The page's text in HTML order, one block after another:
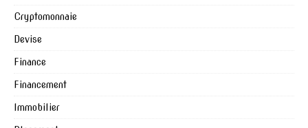
Cryptomonnaie
Devise
Finance
Financement
Immobilier